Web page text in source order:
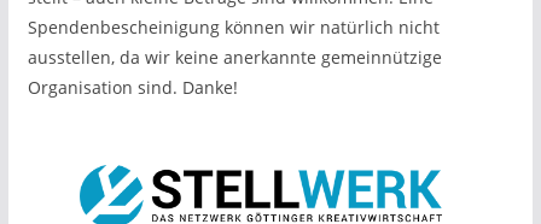
Spendenbescheinigung können wir natürlich nicht
ausstellen, da wir keine anerkannte gemeinnützige
Organisation sind. Danke!